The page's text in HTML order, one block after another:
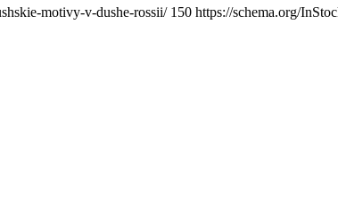
motivy-v-dushe-rossii/ 150 https://schema.org/